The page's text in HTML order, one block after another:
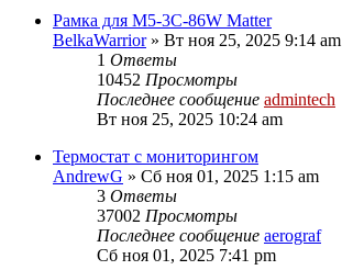
Рамка для M5-3C-86W Matter
BelkaWarrior» Вт ноя 25, 2025 9:14 am
1 Ответы
10452 Просмотры
Последнее сообщение admintech
Вт ноя 25, 2025 10:24 am
Термостат с мониторингом
AndrewG » Сб ноя 01, 2025 1:15 am
3 Ответы
37002 Просмотры
Последнее сообщение aerograf
Сб ноя 01, 2025 7:41 pm